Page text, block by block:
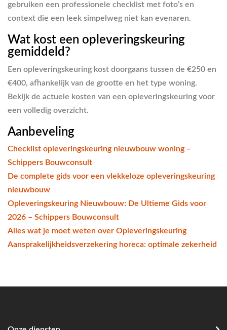
gebruiken een professionele checklist met foto’s en
context die een leek simpelweg niet kan evenaren.
Wat kost een opleveringskeuring
gemiddeld?
Een opleveringskeuring kost doorgaans tussen de €250 en
€400, afhankelijk van de grootte en het type woning.
Bekijk de actuele kosten van een opleveringskeuring voor
een volledig overzicht.
Aanbeveling
Checklist opleveringskeuring nieuwbouw woning –
Schippers Bouwconsult
De complete gids voor een vlekkeloze opleveringskeuring
nieuwbouw
Opleveringskeuring Nieuwbouw: De Ultieme Gids voor
2026 – Schippers Bouwconsult
Alles wat je moet weten over Opleveringskeuring
Aansprakelijkheidsverzekering horeca: optimale zekerheid